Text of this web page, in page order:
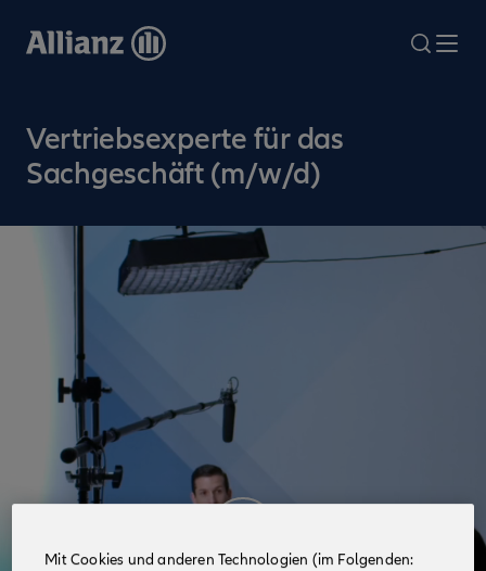
zum
search
Vertriebsexperte für das
Sachgeschäft (m/w/d)
Mit Cookies und anderen Technologien (im Folgenden: